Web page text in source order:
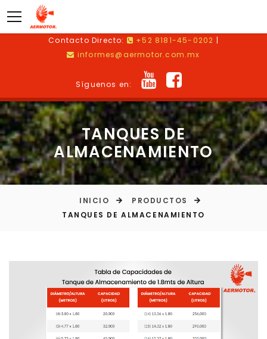
Contacto Directo: +52 8181-45-0202 |
informes@aermotor.com.mx
Síguenos en:
TANQUES DE
ALMACENAMIENTO
INICIO
PRODUCTOS
TANQUES DE ALMACENAMIENTO